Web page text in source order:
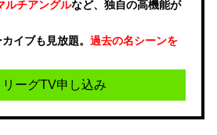
ルチアングルなど、独自の高機能が
イブも見放題。 過去の名シーンを
ーグTV申し込み